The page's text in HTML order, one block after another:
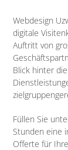
Webdesign
digitale
Auftritt von
Blick hinter
Füllen Sie
Stunden eine
Offerte für